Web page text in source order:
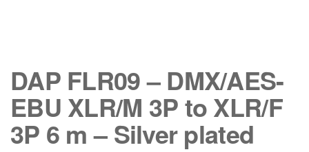
DAP FLR09 – DMX/AES-
EBU XLR/M 3P to XLR/F
3P 6 m – Silver plated